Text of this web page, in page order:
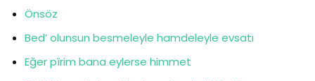
Önsöz
Bed’ olunsun besmeleyle hamdeleyle evsatı
Eğer pîrim bana eylerse himmet